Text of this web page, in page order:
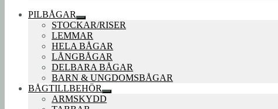
PILBÅGAR
Expandera
undermeny
STOCKAR/RISER
LEMMAR
HELA BÅGAR
LÅNGBÅGAR
DELBARA BÅGAR
BARN & UNGDOMSBÅGAR
BÅGTILLBEHÖR
Expandera
undermeny
ARMSKYDD